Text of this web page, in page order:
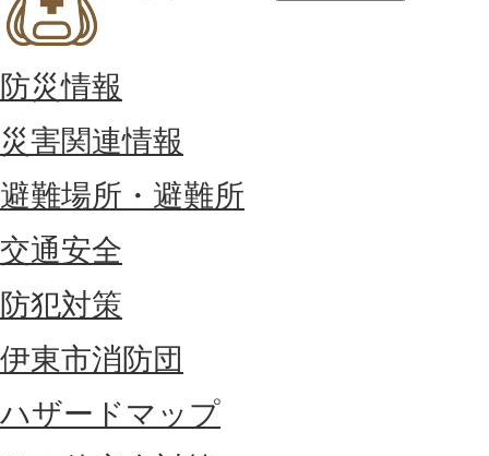
防災情報
災害関連情報
避難場所・避難所
交通安全
防犯対策
伊東市消防団
ハザードマップ